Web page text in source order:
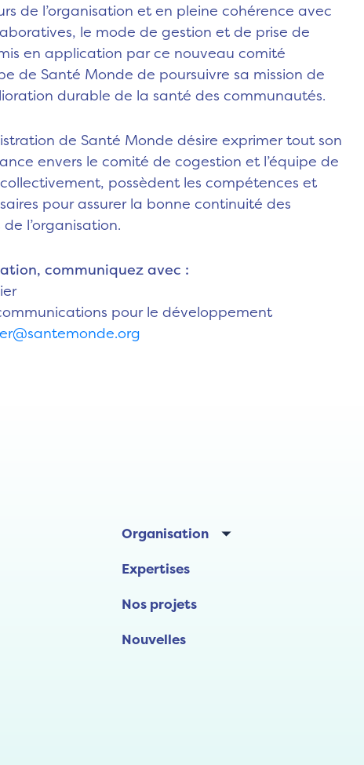
de l’organisation et en pleine cohérence avec
le mode de gestion et de prise de
en application par ce nouveau comité
de Santé Monde de poursuivre sa mission de
durable de la santé des communautés.
de Santé Monde désire exprimer tout son
envers le comité de cogestion et l’équipe de
possèdent les compétences et
pour assurer la bonne continuité des
l’organisation.
communiquez avec :
pour le développement
Organisation
Expertises
Nos projets
Nouvelles